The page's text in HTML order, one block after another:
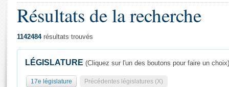
Général
Résultats de la recherche
1142484résultats trouvés
LÉGISLATURE (Cliquez sur l'un des boutons pour faire un choix)
17e législature Précédentes législatures (X)